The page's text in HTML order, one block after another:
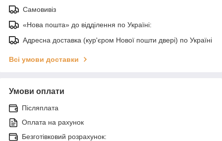
Самовивіз
«Нова пошта» до відділення по Україні:
Адресна доставка (кур'єром Нової пошти двері) по Україні
Всі умови доставки
Умови оплати
Післяплата
Оплата на рахунок
Безготівковий розрахунок: